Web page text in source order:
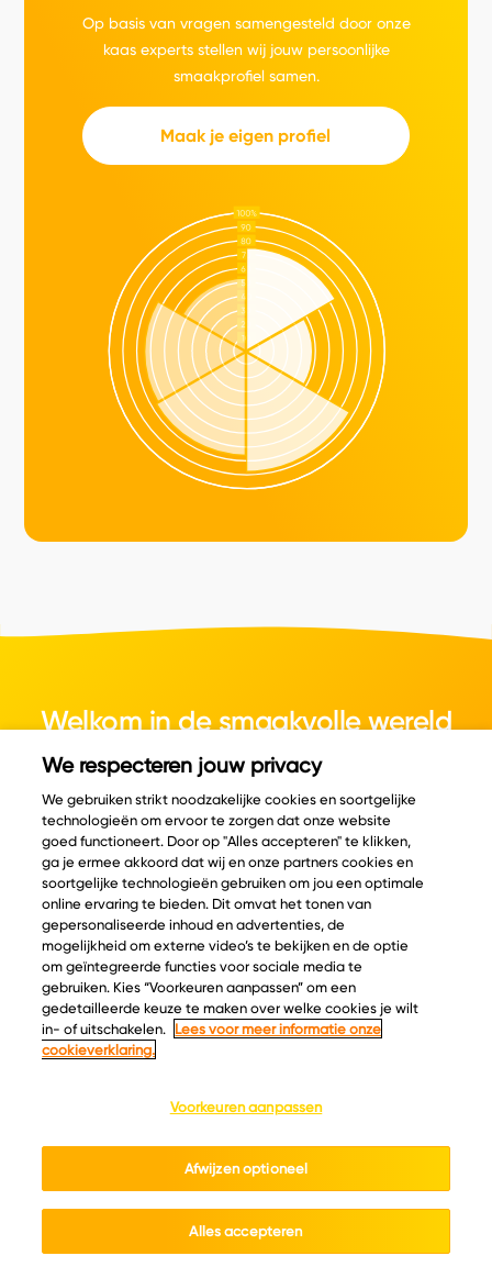
Op basis van vragen samengesteld door onze
kaas experts stellen wij jouw persoonlijke
smaakprofiel samen.
Maak je eigen profiel
Welkom in de smaakvolle wereld
van kaas.
© Copyright 2026 Velder
Inspiratie
Kaascatalogus
Recepten
Kaasplankjes
Blog
Informatie
Over ons
Ontdek
Keurmerken
Algemene voorwaarden
We respecteren jouw privacy
We gebruiken strikt noodzakelijke cookies en soortgelijke
technologieën om ervoor te zorgen dat onze website
goed functioneert. Door op "Alles accepteren" te klikken,
ga je ermee akkoord dat wij en onze partners cookies en
soortgelijke technologieën gebruiken om jou een optimale
online ervaring te bieden. Dit omvat het tonen van
gepersonaliseerde inhoud en advertenties, de
mogelijkheid om externe video’s te bekijken en de optie
om geïntegreerde functies voor sociale media te
gebruiken. Kies “Voorkeuren aanpassen” om een
gedetailleerde keuze te maken over welke cookies je wilt
in- of uitschakelen.
Lees voor meer informatie onze
cookieverklaring.
Voorkeuren aanpassen
Afwijzen optioneel
Alles accepteren